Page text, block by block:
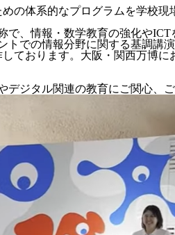
の体系的なプログラムを学校現
、情報・数学教育の強化や
での情報分野に関する基調講演
ております。大阪・関西万博
ジタル関連の教育にご関心、